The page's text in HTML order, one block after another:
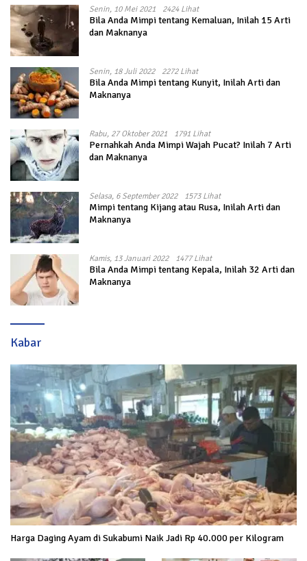
Senin, 10 Mei 2021 2424 Lihat
Bila Anda Mimpi tentang Kemaluan, Inilah 15 Arti
dan Maknanya
Senin, 18 Juli 2022 2272 Lihat
Bila Anda Mimpi tentang Kunyit, Inilah Arti dan
Maknanya
Rabu, 27 Oktober 2021 1791 Lihat
Pernahkah Anda Mimpi Wajah Pucat? Inilah 7 Arti
dan Maknanya
Selasa, 6 September 2022 1573 Lihat
Mimpi tentang Kijang atau Rusa, Inilah Arti dan
Maknanya
Kamis, 13 Januari 2022 1477 Lihat
Bila Anda Mimpi tentang Kepala, Inilah 32 Arti dan
Maknanya
Kabar
Harga Daging Ayam di Sukabumi Naik Jadi Rp 40.000 per Kilogram